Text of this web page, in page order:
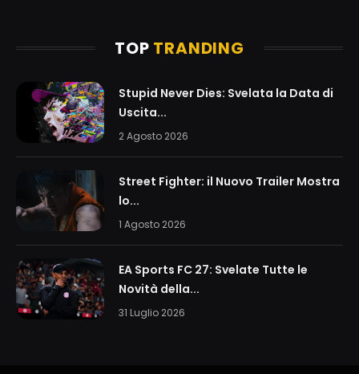
TOP TRANDING
Stupid Never Dies: Svelata la Data di
Uscita...
2 Agosto 2026
Street Fighter: il Nuovo Trailer Mostra
lo...
1 Agosto 2026
EA Sports FC 27: Svelate Tutte le
Novità della...
31 Luglio 2026